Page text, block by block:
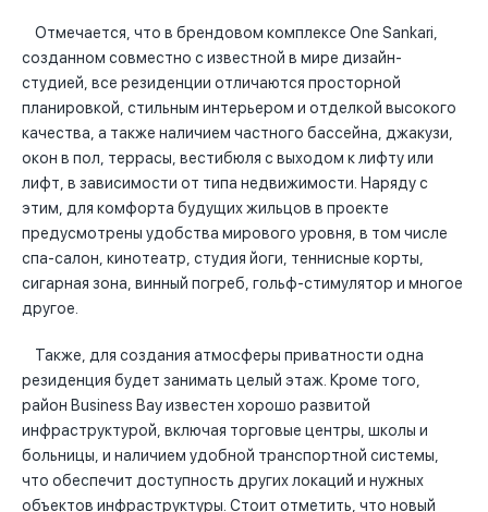
Отмечается, что в брендовом комплексе One Sankari,
созданном совместно с известной в мире дизайн-
студией, все резиденции отличаются просторной
планировкой, стильным интерьером и отделкой высокого
качества, а также наличием частного бассейна, джакузи,
окон в пол, террасы, вестибюля с выходом к лифту или
лифт, в зависимости от типа недвижимости. Наряду с
этим, для комфорта будущих жильцов в проекте
предусмотрены удобства мирового уровня, в том числе
спа-салон, кинотеатр, студия йоги, теннисные корты,
сигарная зона, винный погреб, гольф-стимулятор и многое
другое.
Также, для создания атмосферы приватности одна
резиденция будет занимать целый этаж. Кроме того,
район Business Bay известен хорошо развитой
инфраструктурой, включая торговые центры, школы и
больницы, и наличием удобной транспортной системы,
что обеспечит доступность других локаций и нужных
объектов инфраструктуры. Стоит отметить, что новый